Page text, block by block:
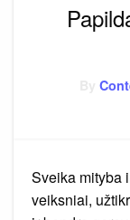
By
Sveika mityba
veiksniai,